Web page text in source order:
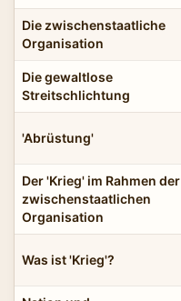
Die zwischenstaatliche
Organisation
Die gewaltlose
Streitschlichtung
'Abrüstung'
Der 'Krieg' im Rahmen der
zwischenstaatlichen
Organisation
Was ist 'Krieg'?